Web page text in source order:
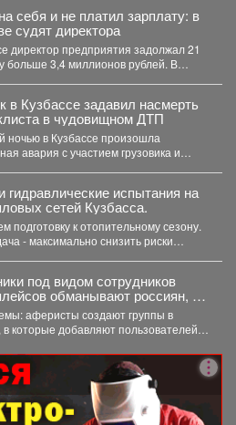
себя и не платил зарплату: в
судят директора
директор предприятия задолжал 21
больше 3,4 миллионов рублей. В
в Кузбассе задавил насмерть
в чудовищном ДТП
ночью в Кузбассе произошла
авария с участием грузовика и
гидравлические испытания на
сетей Кузбасса.
подготовку к отопительному сезону.
- максимально снизить риски
под видом сотрудников
обманывают россиян, у
скоро день рождения.
аферисты создают группы в
в которые добавляют пользователей в